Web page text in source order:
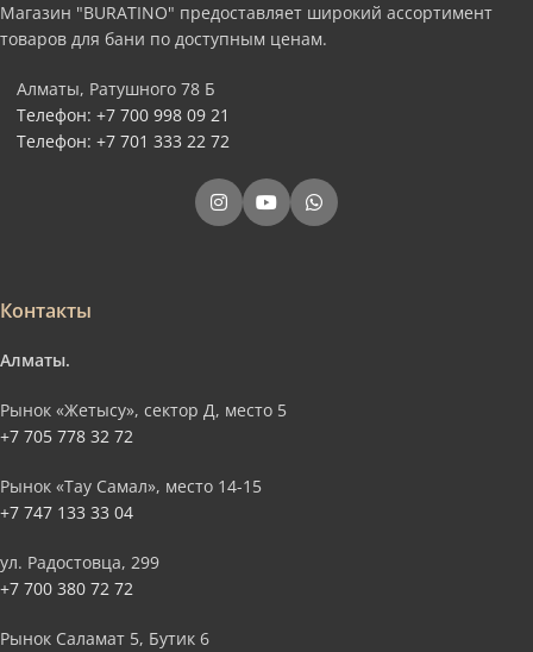
Магазин "BURATINO" предоставляет широкий ассортимент
товаров для бани по доступным ценам.
Алматы, Ратушного 78 Б
Телефон: +7 700 998 09 21
Телефон: +7 701 333 22 72
Контакты
Алматы.
Рынок «Жетысу», сектор Д, место 5
+7 705 778 32 72
Рынок «Тау Самал», место 14-15
+7 747 133 33 04
ул. Радостовца, 299
+7 700 380 72 72
Рынок Саламат 5, Бутик 6